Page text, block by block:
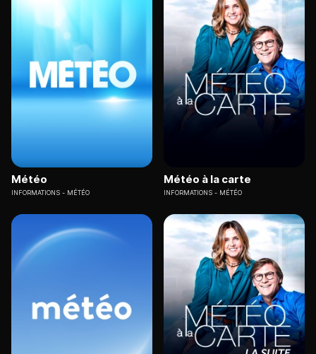
Météo
INFORMATIONS MÉTÉO
Météo à la carte
INFORMATIONS MÉTÉO